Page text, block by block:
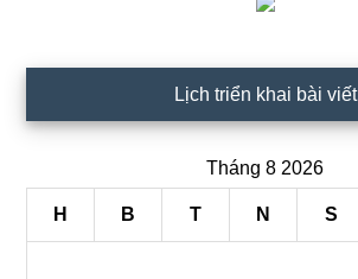
Lịch triển khai bài viết
Tháng 8 2026
H B T N S